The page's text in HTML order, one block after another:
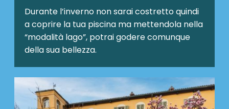
Durante l’inverno non sarai costretto quindi
a coprire la tua piscina ma mettendola nella
“modalità lago”, potrai godere comunque
della sua bellezza.